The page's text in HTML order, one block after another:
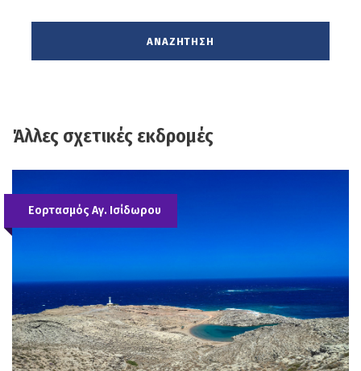
Άλλες σχετικές εκδρομές
Εορτασμός Αγ. Ισίδωρου